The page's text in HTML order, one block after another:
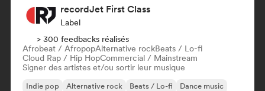
recordJet First Class
Label
> 300 feedbacks réalisés
Afrobeat / AfropopAlternative rockBeats / Lo-fi
Cloud Rap / Hip HopCommercial / Mainstream
Signer des artistes et/ou sortir leur musique
Indie pop Alternative rock Beats / Lo-fi
Dance music